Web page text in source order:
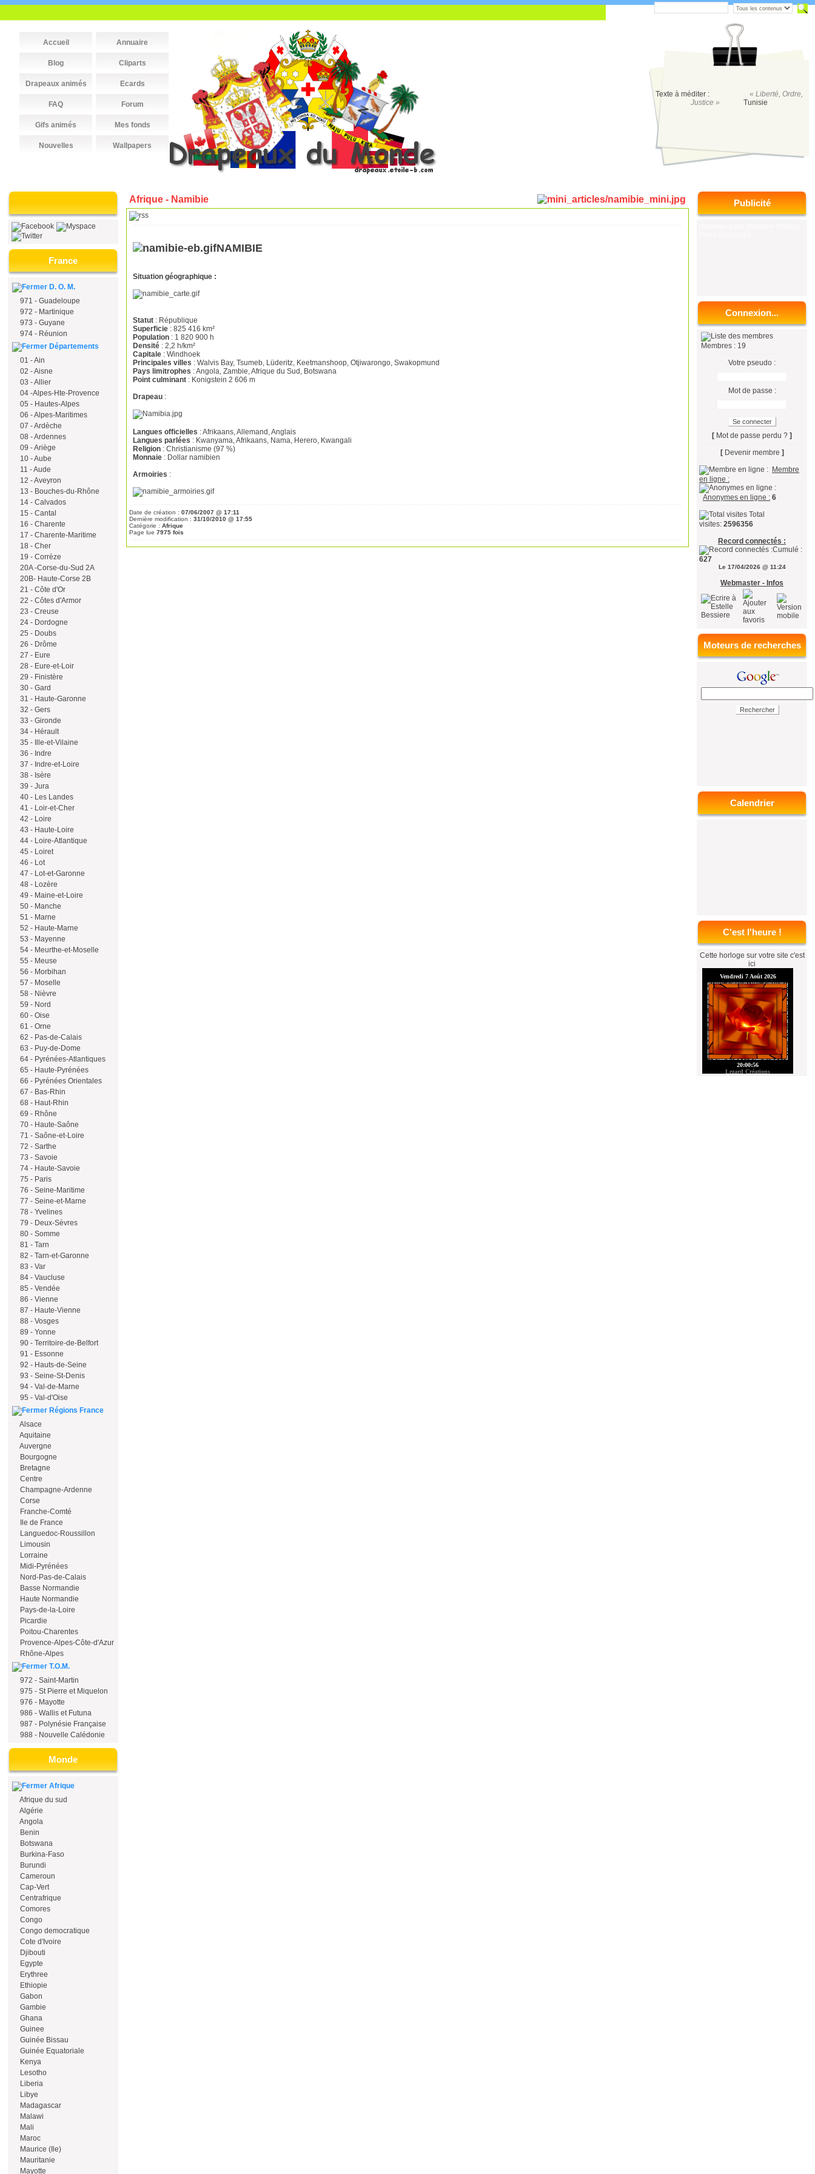
Accueil Annuaire
Blog Cliparts
Drapeaux animés Ecards
FAQ Forum
Gifs animés Mes fonds
Nouvelles Wallpapers
Texte à méditer :
« Liberté, Ordre,
Justice »
Tunisie
France
D. O. M.
971 - Guadeloupe
972 - Martinique
973 - Guyane
974 - Réunion
Départements
01 - Ain
02 - Aisne
03 - Allier
04 -Alpes-Hte-Provence
05 - Hautes-Alpes
06 - Alpes-Maritimes
07 - Ardèche
08 - Ardennes
09 - Ariège
10 - Aube
11 - Aude
12 - Aveyron
13 - Bouches-du-Rhône
14 - Calvados
15 - Cantal
16 - Charente
17 - Charente-Maritime
18 - Cher
19 - Corrèze
20A -Corse-du-Sud 2A
20B- Haute-Corse 2B
21 - Côte d'Or
22 - Côtes d'Armor
23 - Creuse
24 - Dordogne
25 - Doubs
26 - Drôme
27 - Eure
28 - Eure-et-Loir
29 - Finistère
30 - Gard
31 - Haute-Garonne
32 - Gers
33 - Gironde
34 - Hérault
35 - Ille-et-Vilaine
36 - Indre
37 - Indre-et-Loire
38 - Isère
39 - Jura
40 - Les Landes
41 - Loir-et-Cher
42 - Loire
43 - Haute-Loire
44 - Loire-Atlantique
45 - Loiret
46 - Lot
47 - Lot-et-Garonne
48 - Lozère
49 - Maine-et-Loire
50 - Manche
51 - Marne
52 - Haute-Marne
53 - Mayenne
54 - Meurthe-et-Moselle
55 - Meuse
56 - Morbihan
57 - Moselle
58 - Nièvre
59 - Nord
60 - Oise
61 - Orne
62 - Pas-de-Calais
63 - Puy-de-Dome
64 - Pyrénées-Atlantiques
65 - Haute-Pyrénées
66 - Pyrénées Orientales
67 - Bas-Rhin
68 - Haut-Rhin
69 - Rhône
70 - Haute-Saône
71 - Saône-et-Loire
72 - Sarthe
73 - Savoie
74 - Haute-Savoie
75 - Paris
76 - Seine-Maritime
77 - Seine-et-Marne
78 - Yvelines
79 - Deux-Sèvres
80 - Somme
81 - Tarn
82 - Tarn-et-Garonne
83 - Var
84 - Vaucluse
85 - Vendée
86 - Vienne
87 - Haute-Vienne
88 - Vosges
89 - Yonne
90 - Territoire-de-Belfort
91 - Essonne
92 - Hauts-de-Seine
93 - Seine-St-Denis
94 - Val-de-Marne
95 - Val-d'Oise
Régions France
Alsace
Aquitaine
Auvergne
Bourgogne
Bretagne
Centre
Champagne-Ardenne
Corse
Franche-Comté
Ile de France
Languedoc-Roussillon
Limousin
Lorraine
Midi-Pyrénées
Nord-Pas-de-Calais
Basse Normandie
Haute Normandie
Pays-de-la-Loire
Picardie
Poitou-Charentes
Provence-Alpes-Côte-d'Azur
Rhône-Alpes
T.O.M.
972 - Saint-Martin
975 - St Pierre et Miquelon
976 - Mayotte
986 - Wallis et Futuna
987 - Polynésie Française
988 - Nouvelle Calédonie
Monde
Afrique
Afrique du sud
Algérie
Angola
Benin
Botswana
Burkina-Faso
Burundi
Cameroun
Cap-Vert
Centrafrique
Comores
Congo
Congo democratique
Cote d'Ivoire
Djibouti
Egypte
Erythree
Ethiopie
Gabon
Gambie
Ghana
Guinee
Guinée Bissau
Guinée Equatoriale
Kenya
Lesotho
Liberia
Libye
Madagascar
Malawi
Mali
Maroc
Maurice (Ile)
Mauritanie
Mayotte
Afrique - Namibie
NAMIBIE
Situation géographique :
Statut : République
Superficie : 825 416 km²
Population : 1 820 900 h
Densité : 2,2 h/km²
Capitale : Windhoek
Principales villes : Walvis Bay, Tsumeb, Lüderitz, Keetmanshoop, Otjiwarongo, Swakopmund
Pays limitrophes : Angola, Zambie, Afrique du Sud, Botswana
Point culminant : Konigstein 2 606 m
Drapeau :
Langues officielles : Afrikaans, Allemand, Anglais
Langues parlées : Kwanyama, Afrikaans, Nama, Herero, Kwangali
Religion : Christianisme (97 %)
Monnaie : Dollar namibien
Armoiries :
Date de création : 07/06/2007 @ 17:11
Dernière modification : 31/10/2010 @ 17:55
Catégorie : Afrique
Page lue 7975 fois
Publicité
Connexion...
Membres : 19
Votre pseudo :
Mot de passe :
[ Mot de passe perdu ? ]
[ Devenir membre ]
Membre
en ligne :
Anonymes en ligne : 6
Total
visites: 2596356
Record connectés :
Cumulé :
627
Le 17/04/2026 @ 11:24
Webmaster - Infos
Moteurs de recherches
Calendrier
C'est l'heure !
Cette horloge sur votre site c'est
ici